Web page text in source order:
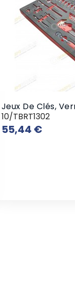
Jeux De Clés,
10/TBRT1302
55,44 €Prix